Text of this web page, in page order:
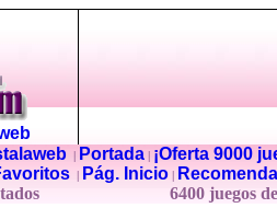
| Portada|
¡Oferta 9000
Pág. Inicio
6400 juegos